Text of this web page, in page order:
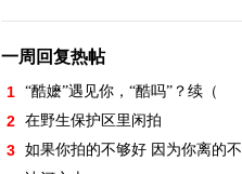
一周回复热帖
1 “酷嬷”遇见你，“酷吗”？续（
2 在野生保护区里闲拍
3 如果你拍的不够好 因为你离的不